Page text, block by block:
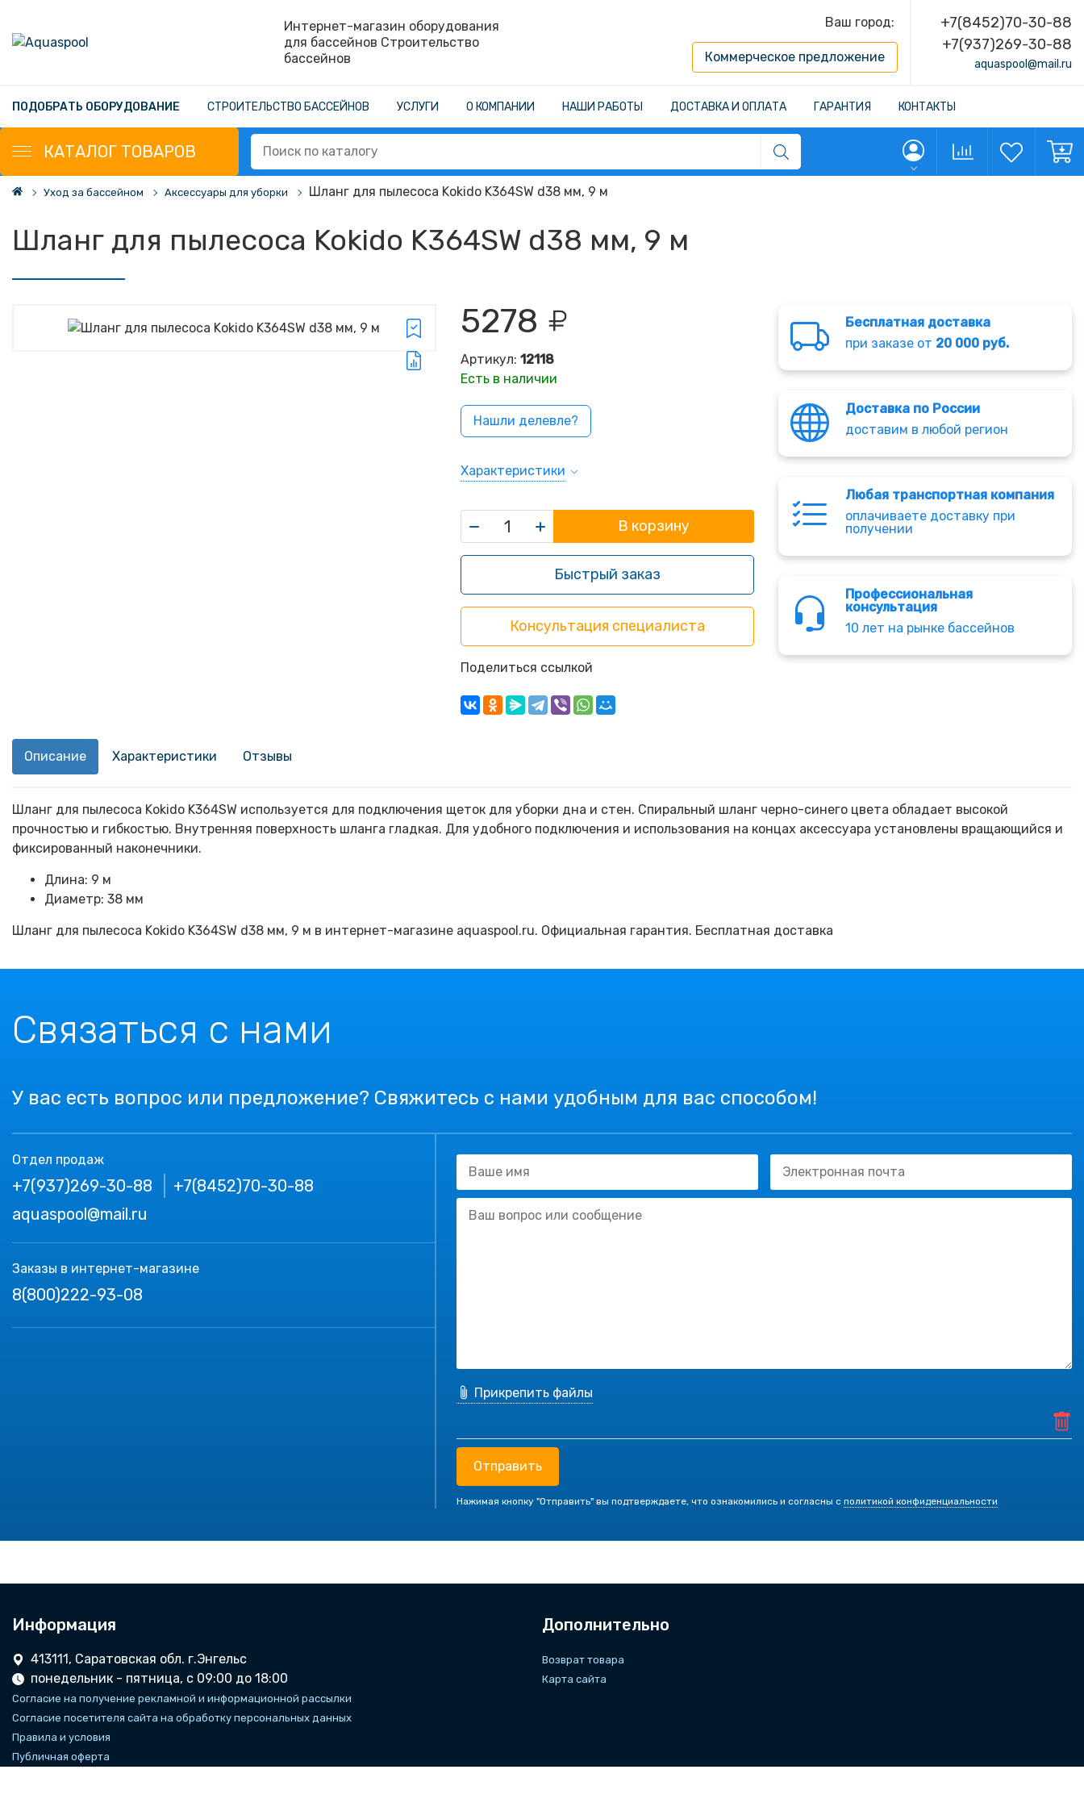
Интернет-магазин оборудования
для бассейнов Строительство
бассейнов
Ваш город:
Коммерческое предложение
+7(8452)70-30-88
+7(937)269-30-88
aquaspool@mail.ru
ПОДОБРАТЬ ОБОРУДОВАНИЕ СТРОИТЕЛЬСТВО БАССЕЙНОВ УСЛУГИ О КОМПАНИИ НАШИ РАБОТЫ ДОСТАВКА И ОПЛАТА ГАРАНТИЯ КОНТАКТЫ
КАТАЛОГ ТОВАРОВ
Уход за бассейном Аксессуары для уборки Шланг для пылесоса Kokido K364SW d38 мм, 9 м
Шланг для пылесоса Kokido K364SW d38 мм, 9 м
5278
Артикул: 12118
Есть в наличии
Нашли делевле?
Характеристики
В корзину
Быстрый заказ
Консультация специалиста
Поделиться ссылкой
Бесплатная доставка
при заказе от 20 000 руб.
Доставка по России
доставим в любой регион
Любая транспортная компания
оплачиваете доставку при
получении
Профессиональная
консультация
10 лет на рынке бассейнов
Описание Характеристики Отзывы
Шланг для пылесоса Kokido K364SW используется для подключения щеток для уборки дна и стен. Спиральный шланг черно-синего цвета обладает высокой
прочностью и гибкостью. Внутренняя поверхность шланга гладкая. Для удобного подключения и использования на концах аксессуара установлены вращающийся и
фиксированный наконечники.
Длина: 9 м
Диаметр: 38 мм
Шланг для пылесоса Kokido K364SW d38 мм, 9 м в интернет-магазине aquaspool.ru. Официальная гарантия. Бесплатная доставка
Связаться с нами
У вас есть вопрос или предложение? Свяжитесь с нами удобным для вас способом!
Отдел продаж
+7(937)269-30-88
+7(8452)70-30-88
aquaspool@mail.ru
Заказы в интернет-магазине
8(800)222-93-08
Прикрепить файлы
Отправить
Нажимая кнопку "Отправить" вы подтверждаете, что ознакомились и согласны с политикой конфиденциальности
Информация
413111, Саратовская обл. г.Энгельс
понедельник - пятница, с 09:00 до 18:00
Согласие на получение рекламной и информационной рассылки
Согласие посетителя сайта на обработку персональных данных
Правила и условия
Публичная оферта
Дополнительно
Возврат товара
Карта сайта